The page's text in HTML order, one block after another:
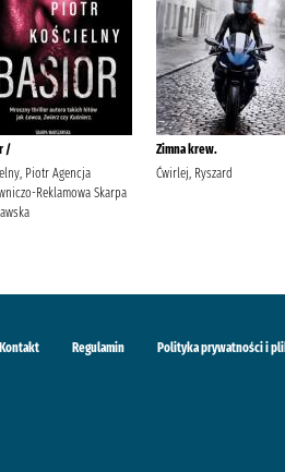
/
Piotr Agencja
Reklamowa Skarpa
Zimna krew.
Ćwirlej, Ryszard
Kontakt Regulamin Polityka prywatności i